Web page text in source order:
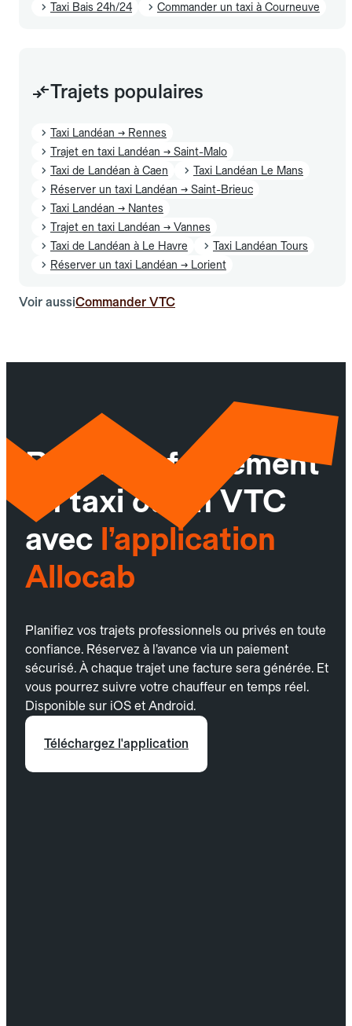
Taxi Bais 24h/24
Commander un taxi à Courneuve
Trajets populaires
Taxi Landéan → Rennes
Trajet en taxi Landéan → Saint-Malo
Taxi de Landéan à Caen
Taxi Landéan Le Mans
Réserver un taxi Landéan → Saint-Brieuc
Taxi Landéan → Nantes
Trajet en taxi Landéan → Vannes
Taxi de Landéan à Le Havre
Taxi Landéan Tours
Réserver un taxi Landéan → Lorient
Voir aussiCommander VTC
Réservez facilement
un taxi ou un VTC
avec l’application
Allocab
Planifiez vos trajets professionnels ou privés en toute
confiance. Réservez à l’avance via un paiement
sécurisé. À chaque trajet une facture sera générée. Et
vous pourrez suivre votre chauffeur en temps réel.
Disponible sur iOS et Android.
Téléchargez l'application